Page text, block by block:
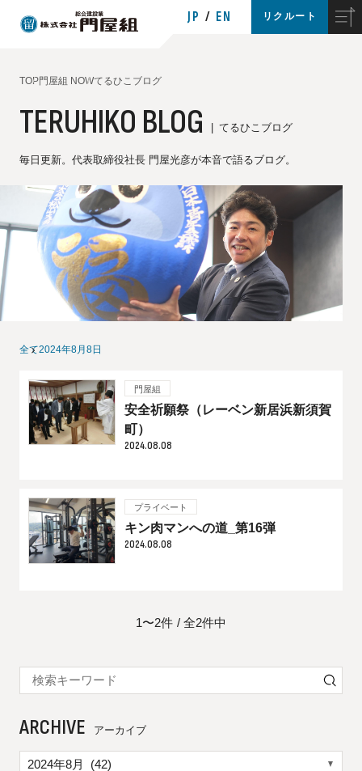
JP EN リクルート
TOP門屋組 NOWてるひこブログ
TERUHIKO BLOG てるひこブログ
毎日更新。代表取締役社長 門屋光彦が本音で語るブログ。
全て2024年8月8日
門屋組
安全祈願祭（レーベン新居浜新須賀
町）
2024.08.08
プライベート
キン肉マンへの道_第16弾
2024.08.08
1〜2件 全2件中
ARCHIVE アーカイブ